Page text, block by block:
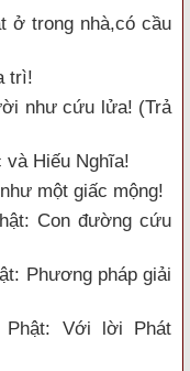
ở trong nhà,có cầu
trì!
như cứu lửa! (Trả
và Hiếu Nghĩa!
một giấc mộng!
Con đường cứu
Phương pháp giải
Phật: Với lời Phát